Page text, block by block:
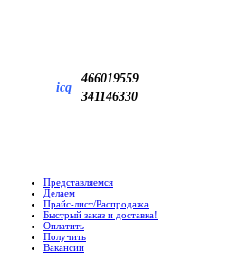
icq
466019559
341146330
Представляемся
Делаем
Прайс-лист/Распродажа
Быстрый заказ и доставка!
Оплатить
Получить
Вакансии